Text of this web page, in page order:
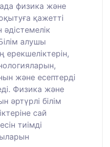
физика және
қажетті
алушы
ерекшеліктерін,
және есептерді
Физика және
әртүрлі білім
сай
тиімді